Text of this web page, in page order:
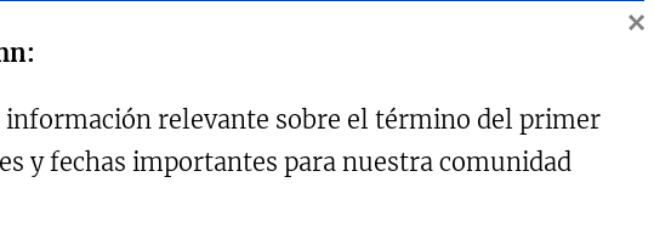
información relevante sobre el término del primer
y fechas importantes para nuestra comunidad
×